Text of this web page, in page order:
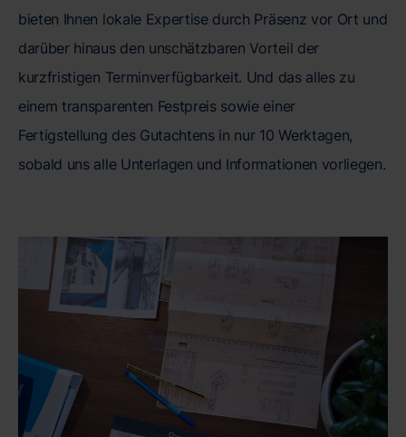
bieten Ihnen lokale Expertise durch Präsenz vor Ort und
darüber hinaus den unschätzbaren Vorteil der
kurzfristigen Terminverfügbarkeit. Und das alles zu
einem transparenten Festpreis sowie einer
Fertigstellung des Gutachtens in nur 10 Werktagen,
sobald uns alle Unterlagen und Informationen vorliegen.